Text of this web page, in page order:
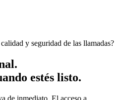
y seguridad de las llamadas?
estés listo.
de inmediato. El acceso a